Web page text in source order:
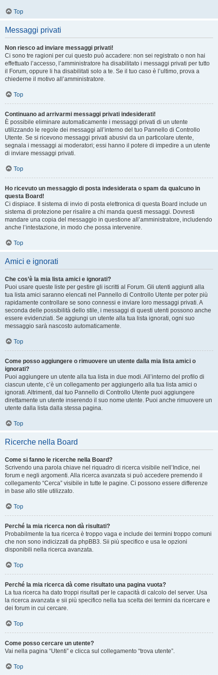
Top
Messaggi privati
Non riesco ad inviare messaggi privati!
Ci sono tre ragioni per cui questo può accadere: non sei registrato o non hai
effettuato l’accesso, l’amministratore ha disabilitato i messaggi privati per tutto
il Forum, oppure li ha disabilitati solo a te. Se il tuo caso è l’ultimo, prova a
chiederne il motivo all’amministratore.
Top
Continuano ad arrivarmi messaggi privati indesiderati!
È possibile eliminare automaticamente i messaggi privati ​​di un utente
utilizzando le regole dei messaggi all’interno del tuo Pannello di Controllo
Utente. Se si ricevono messaggi privati ​​abusivi da un particolare utente,
segnala i messaggi ai moderatori; essi hanno il potere di impedire a un utente
di inviare messaggi privati​​.
Top
Ho ricevuto un messaggio di posta indesiderata o spam da qualcuno in
questa Board!
Ci dispiace. Il sistema di invio di posta elettronica di questa Board include un
sistema di protezione per risalire a chi manda questi messaggi. Dovresti
mandare una copia del messaggio in questione all’amministratore, includendo
anche l’intestazione, in modo che possa intervenire.
Top
Amici e ignorati
Che cos’è la mia lista amici e ignorati?
Puoi usare queste liste per gestire gli iscritti al Forum. Gli utenti aggiunti alla
tua lista amici saranno elencati nel Pannello di Controllo Utente per poter più
rapidamente controllare se sono connessi e inviare loro messaggi privati. A
seconda delle possibilità dello stile, i messaggi di questi utenti possono anche
essere evidenziati. Se aggiungi un utente alla tua lista ignorati, ogni suo
messaggio sarà nascosto automaticamente.
Top
Come posso aggiungere o rimuovere un utente dalla mia lista amici o
ignorati?
Puoi aggiungere un utente alla tua lista in due modi. All’interno del profilo di
ciascun utente, c’è un collegamento per aggiungerlo alla tua lista amici o
ignorati. Altrimenti, dal tuo Pannello di Controllo Utente puoi aggiungere
direttamente un utente inserendo il suo nome utente. Puoi anche rimuovere un
utente dalla lista dalla stessa pagina.
Top
Ricerche nella Board
Come si fanno le ricerche nella Board?
Scrivendo una parola chiave nel riquadro di ricerca visibile nell’Indice, nei
forum e negli argomenti. Alla ricerca avanzata si può accedere premendo il
collegamento “Cerca” visibile in tutte le pagine. Ci possono essere differenze
in base allo stile utilizzato.
Top
Perché la mia ricerca non dà risultati?
Probabilmente la tua ricerca è troppo vaga e include dei termini troppo comuni
che non sono indicizzati da phpBB3. Sii più specifico e usa le opzioni
disponibili nella ricerca avanzata.
Top
Perché la mia ricerca dà come risultato una pagina vuota?
La tua ricerca ha dato troppi risultati per le capacità di calcolo del server. Usa
la ricerca avanzata e sii più specifico nella tua scelta dei termini da ricercare e
dei forum in cui cercare.
Top
Come posso cercare un utente?
Vai nella pagina “Utenti” e clicca sul collegamento “trova utente”.
Top